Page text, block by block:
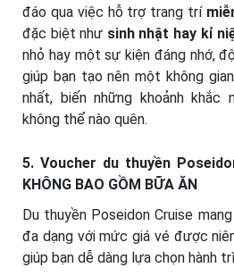
đáo qua việc hỗ trợ trang trí
đặc biệt như sinh nhật hay kỉ
nhỏ hay một sự kiện đáng nhớ,
giúp bạn tạo nên một không
nhất, biến những khoảnh khắc
không thể nào quên.
5. Voucher du thuyền
KHÔNG BAO GỒM BỮA ĂN
Du thuyền Poseidon Cruise
đa dạng với mức giá vé được
giúp bạn dễ dàng lựa chọn hành